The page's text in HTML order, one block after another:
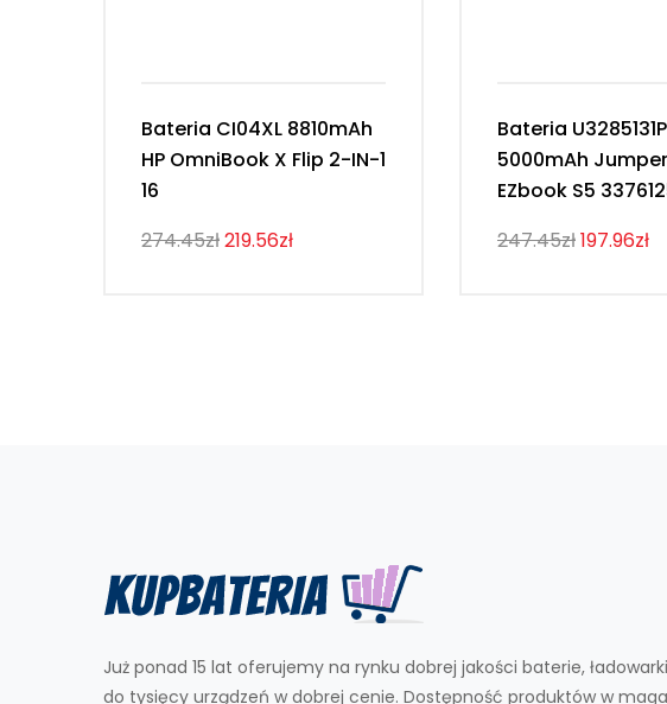
Bateria CI04XL 8810mAh
HP OmniBook X Flip 2-IN-1
16
274.45zł219.56zł
Bateria
5000mAh Jumper
EZbook S5
247.45zł197.96zł
Już ponad 15 lat oferujemy na rynku dobrej jakości baterie,
do tysięcy urządzeń w dobrej cenie. Dostępność produktów w